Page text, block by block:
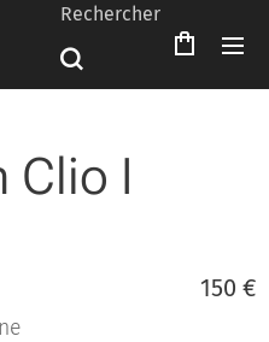
Rechercher
Clio I
150 €